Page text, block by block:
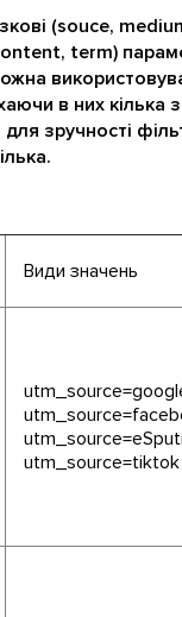
(souce,
term)
в них кілька
зручності
Види значень
utm_source=tiktok